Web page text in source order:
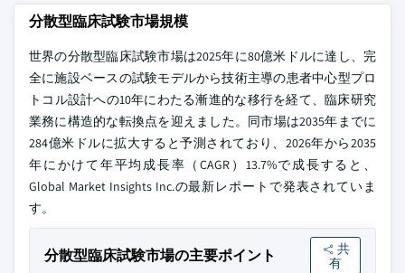
分散型臨床試験市場規模
世界の分散型臨床試験市場は2025年に80億米ドルに達し、完
全に施設ベースの試験モデルから技術主導の患者中心型プロ
トコル設計への10年にわたる漸進的な移行を経て、臨床研究
業務に構造的な転換点を迎えました。同市場は2035年までに
284億米ドルに拡大すると予測されており、2026年から2035
年にかけて年平均成長率（CAGR）13.7%で成長すると、
Global Market Insights Inc.の最新レポートで発表されていま
す。
分散型臨床試験市場の主要ポイント
共
有